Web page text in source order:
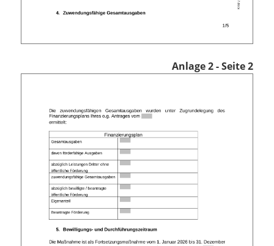
Anlage 2 - Seite 2